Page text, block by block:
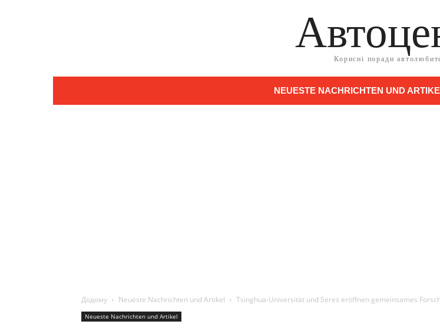
Корисні поради
NEUESTE NACHRICHTEN UND
Додому Neueste Nachrichten und Artikel Tsinghua-Universität und Seres eröffnen gemeinsames
Neueste Nachrichten und Artikel